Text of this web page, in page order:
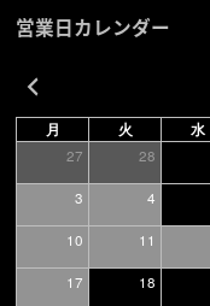
営業日カレンダー
月 火 水
27
28
3 4
10 11
17 18